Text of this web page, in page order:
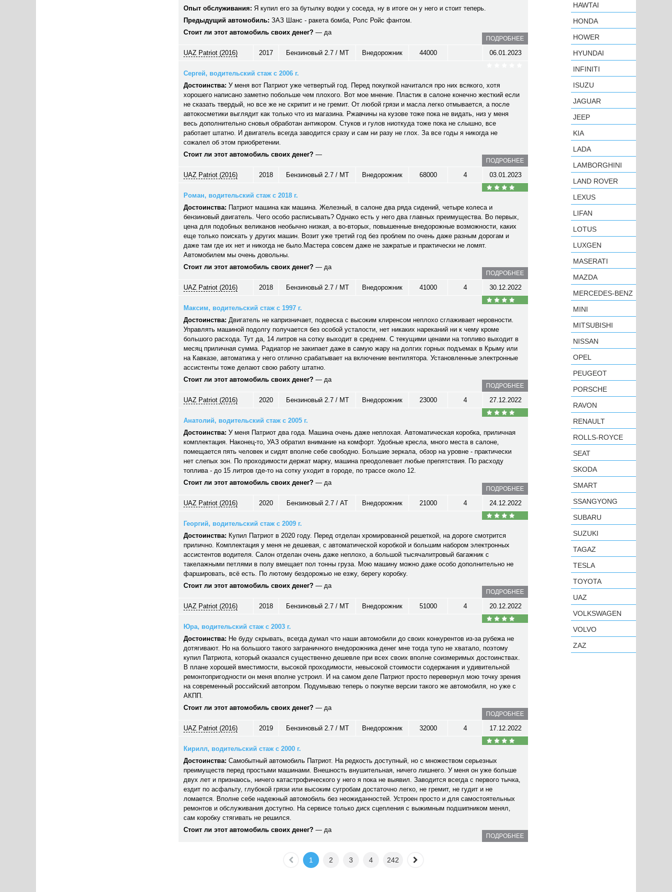
Опыт обслуживания: Я купил его за бутылку водки у соседа, ну в итоге он у него и стоит теперь.
Предыдущий автомобиль: ЗАЗ Шанс - ракета бомба, Ролс Ройс фантом.
Стоит ли этот автомобиль своих денег? — да
ПОДРОБНЕЕ
UAZ Patriot (2016) 2017 Бензиновый 2.7 / MT Внедорожник 44000 06.01.2023
Сергей, водительский стаж с 2006 г.
Достоинства: У меня вот Патриот уже четвертый год. Перед покупкой начитался про них всякого, хотя
хорошего написано заметно побольше чем плохого. Вот мое мнение. Пластик в салоне конечно жесткий если
не сказать твердый, но все же не скрипит и не гремит. От любой грязи и масла легко отмывается, а после
автокосметики выглядит как только что из магазина. Ржавчины на кузове тоже пока не видать, низ у меня
весь дополнительно сновья обработан антикором. Стуков и гулов ниоткуда тоже пока не слышно, все
работает штатно. И двигатель всегда заводится сразу и сам ни разу не глох. За все годы я никогда не
сожалел об этом приобретении.
Стоит ли этот автомобиль своих денег? —
ПОДРОБНЕЕ
UAZ Patriot (2016) 2018 Бензиновый 2.7 / MT Внедорожник 68000 4 03.01.2023
Роман, водительский стаж с 2018 г.
Достоинства: Патриот машина как машина. Железный, в салоне два ряда сидений, четыре колеса и
бензиновый двигатель. Чего особо расписывать? Однако есть у него два главных преимущества. Во первых,
цена для подобных великанов необычно низкая, а во-вторых, повышенные внедорожные возможности, каких
еще только поискать у других машин. Возит уже третий год без проблем по очень даже разным дорогам и
даже там где их нет и никогда не было.Мастера совсем даже не зажратые и практически не ломят.
Автомобилем мы очень довольны.
Стоит ли этот автомобиль своих денег? — да
ПОДРОБНЕЕ
UAZ Patriot (2016) 2018 Бензиновый 2.7 / MT Внедорожник 41000 4 30.12.2022
Максим, водительский стаж с 1997 г.
Достоинства: Двигатель не капризничает, подвеска с высоким клиренсом неплохо сглаживает неровности.
Управлять машиной подолгу получается без особой усталости, нет никаких нареканий ни к чему кроме
большого расхода. Тут да, 14 литров на сотку выходит в среднем. С текущими ценами на топливо выходит в
месяц приличная сумма. Радиатор не закипает даже в самую жару на долгих горных подъемах в Крыму или
на Кавказе, автоматика у него отлично срабатывает на включение вентилятора. Установленные электронные
ассистенты тоже делают свою работу штатно.
Стоит ли этот автомобиль своих денег? — да
ПОДРОБНЕЕ
UAZ Patriot (2016) 2020 Бензиновый 2.7 / MT Внедорожник 23000 4 27.12.2022
Анатолий, водительский стаж с 2005 г.
Достоинства: У меня Патриот два года. Машина очень даже неплохая. Автоматическая коробка, приличная
комплектация. Наконец-то, УАЗ обратил внимание на комфорт. Удобные кресла, много места в салоне,
помещается пять человек и сидят вполне себе свободно. Большие зеркала, обзор на уровне - практически
нет слепых зон. По проходимости держат марку, машина преодолевает любые препятствия. По расходу
топлива - до 15 литров где-то на сотку уходит в городе, по трассе около 12.
Стоит ли этот автомобиль своих денег? — да
ПОДРОБНЕЕ
UAZ Patriot (2016) 2020 Бензиновый 2.7 / AT Внедорожник 21000 4 24.12.2022
Георгий, водительский стаж с 2009 г.
Достоинства: Купил Патриот в 2020 году. Перед отделан хромированной решеткой, на дороге смотрится
прилично. Комплектация у меня не дешевая, с автоматической коробкой и большим набором электронных
ассистентов водителя. Салон отделан очень даже неплохо, а большой тысячалитровый багажник с
такелажными петлями в полу вмещает пол тонны груза. Мою машину можно даже особо дополнительно не
фаршировать, всё есть. По лютому бездорожью не езжу, берегу коробку.
Стоит ли этот автомобиль своих денег? — да
ПОДРОБНЕЕ
UAZ Patriot (2016) 2018 Бензиновый 2.7 / MT Внедорожник 51000 4 20.12.2022
Юра, водительский стаж с 2003 г.
Достоинства: Не буду скрывать, всегда думал что наши автомобили до своих конкурентов из-за рубежа не
дотягивают. Но на большого такого заграничного внедорожника денег мне тогда тупо не хватало, поэтому
купил Патриота, который оказался существенно дешевле при всех своих вполне соизмеримых достоинствах.
В плане хорошей вместимости, высокой проходимости, невысокой стоимости содержания и удивительной
ремонтопригодности он меня вполне устроил. И на самом деле Патриот просто перевернул мою точку зрения
на современный российский автопром. Подумываю теперь о покупке версии такого же автомобиля, но уже с
АКПП.
Стоит ли этот автомобиль своих денег? — да
ПОДРОБНЕЕ
UAZ Patriot (2016) 2019 Бензиновый 2.7 / MT Внедорожник 32000 4 17.12.2022
Кирилл, водительский стаж с 2000 г.
Достоинства: Самобытный автомобиль Патриот. На редкость доступный, но с множеством серьезных
преимуществ перед простыми машинами. Внешность внушительная, ничего лишнего. У меня он уже больше
двух лет и признаюсь, ничего катастрофического у него я пока не выявил. Заводится всегда с первого тычка,
ездит по асфальту, глубокой грязи или высоким сугробам достаточно легко, не гремит, не гудит и не
ломается. Вполне себе надежный автомобиль без неожиданностей. Устроен просто и для самостоятельных
ремонтов и обслуживания доступно. На сервисе только диск сцепления с выжимным подшипником менял,
сам коробку стягивать не решился.
Стоит ли этот автомобиль своих денег? — да
ПОДРОБНЕЕ
1 2 3 4 242
HAWTAI
HONDA
HOWER
HYUNDAI
INFINITI
ISUZU
JAGUAR
JEEP
KIA
LADA
LAMBORGHINI
LAND ROVER
LEXUS
LIFAN
LOTUS
LUXGEN
MASERATI
MAZDA
MERCEDES-BENZ
MINI
MITSUBISHI
NISSAN
OPEL
PEUGEOT
PORSCHE
RAVON
RENAULT
ROLLS-ROYCE
SEAT
SKODA
SMART
SSANGYONG
SUBARU
SUZUKI
TAGAZ
TESLA
TOYOTA
UAZ
VOLKSWAGEN
VOLVO
ZAZ